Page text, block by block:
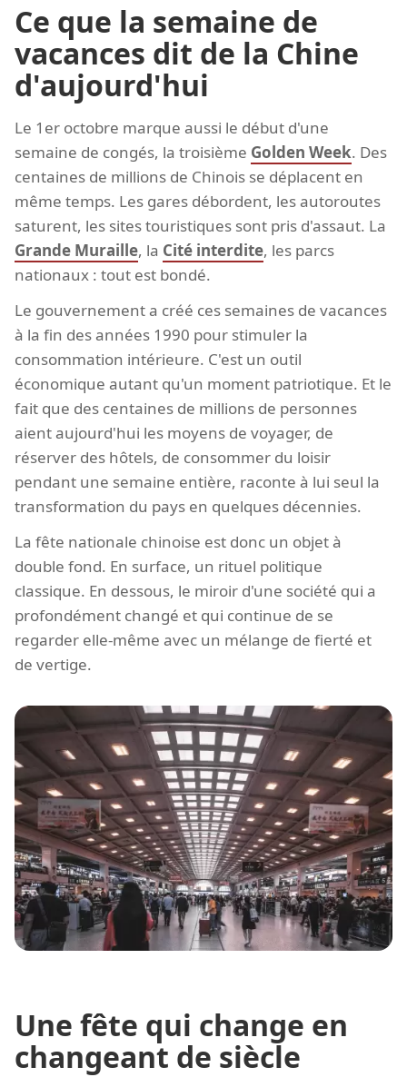
Ce que la semaine de
vacances dit de la Chine
d'aujourd'hui
Le 1er octobre marque aussi le début d'une
semaine de congés, la troisième Golden Week. Des
centaines de millions de Chinois se déplacent en
même temps. Les gares débordent, les autoroutes
saturent, les sites touristiques sont pris d'assaut. La
Grande Muraille, la Cité interdite, les parcs
nationaux : tout est bondé.
Le gouvernement a créé ces semaines de vacances
à la fin des années 1990 pour stimuler la
consommation intérieure. C'est un outil
économique autant qu'un moment patriotique. Et le
fait que des centaines de millions de personnes
aient aujourd'hui les moyens de voyager, de
réserver des hôtels, de consommer du loisir
pendant une semaine entière, raconte à lui seul la
transformation du pays en quelques décennies.
La fête nationale chinoise est donc un objet à
double fond. En surface, un rituel politique
classique. En dessous, le miroir d'une société qui a
profondément changé et qui continue de se
regarder elle-même avec un mélange de fierté et
de vertige.
Une fête qui change en
changeant de siècle